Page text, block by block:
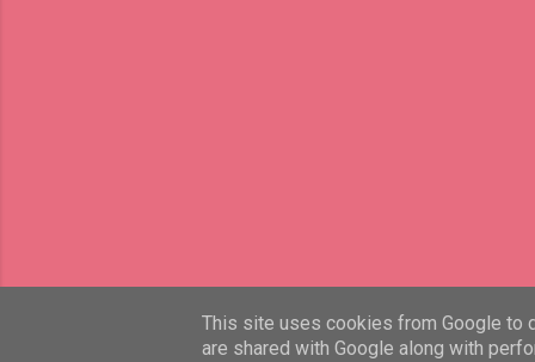
This site uses cookies from Google to
are shared with Google along with